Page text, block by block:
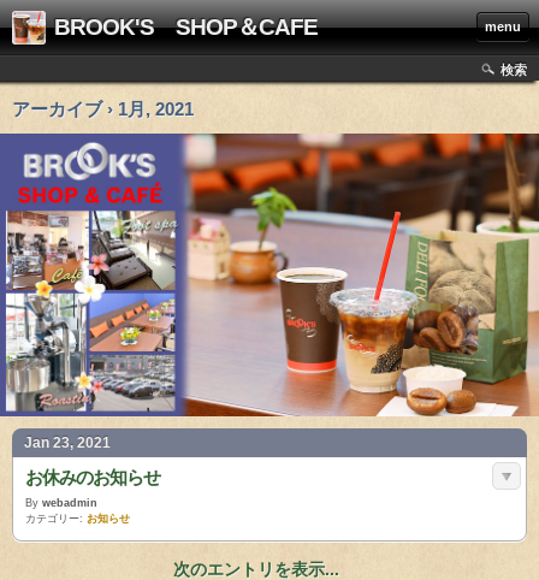
BROOK'S SHOP＆CAFE menu
検索
アーカイブ › 1月, 2021
Jan 23, 2021
お休みのお知らせ
By webadmin
カテゴリー: お知らせ
次のエントリを表示...